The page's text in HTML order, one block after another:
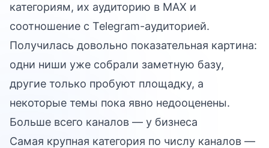
категориям, их аудиторию в MAX и
соотношение с Telegram-аудиторией.
Получилась довольно показательная картина:
одни ниши уже собрали заметную базу,
другие только пробуют площадку, а
некоторые темы пока явно недооценены.
Больше всего каналов — у бизнеса
Самая крупная категория по числу каналов —